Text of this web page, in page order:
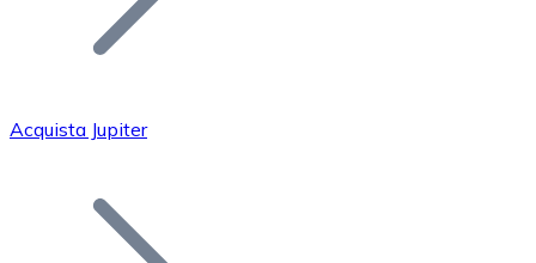
Bitcoin
Acquista Jupiter